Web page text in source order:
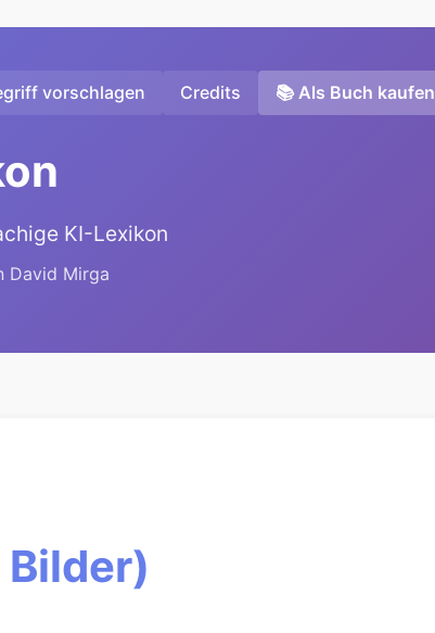
vorschlagen Credits 📚 Als Buch kaufen
KI-Lexikon
David Mirga